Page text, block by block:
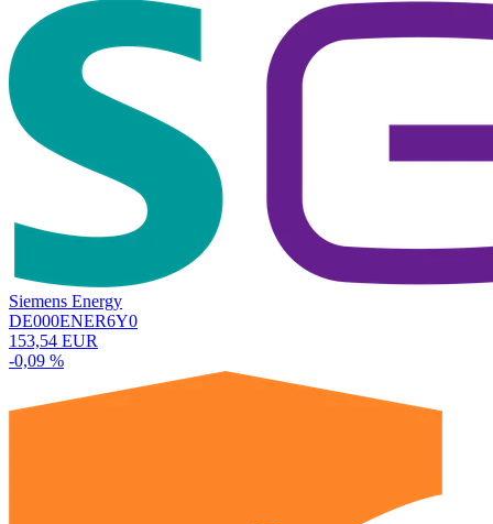
Siemens Energy
DE000ENER6Y0
153,54 EUR
-0,09 %